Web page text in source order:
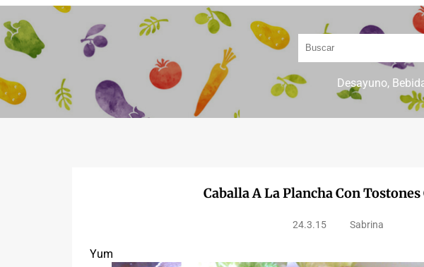
Desayuno
Caballa A La Plancha Con Tostones
24.3.15 Sabrina
Yum